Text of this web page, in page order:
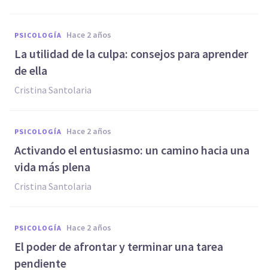
PSICOLOGÍA hace 2 años
La utilidad de la culpa: consejos para aprender
de ella
Cristina Santolaria
PSICOLOGÍA hace 2 años
Activando el entusiasmo: un camino hacia una
vida más plena
Cristina Santolaria
PSICOLOGÍA hace 2 años
El poder de afrontar y terminar una tarea
pendiente